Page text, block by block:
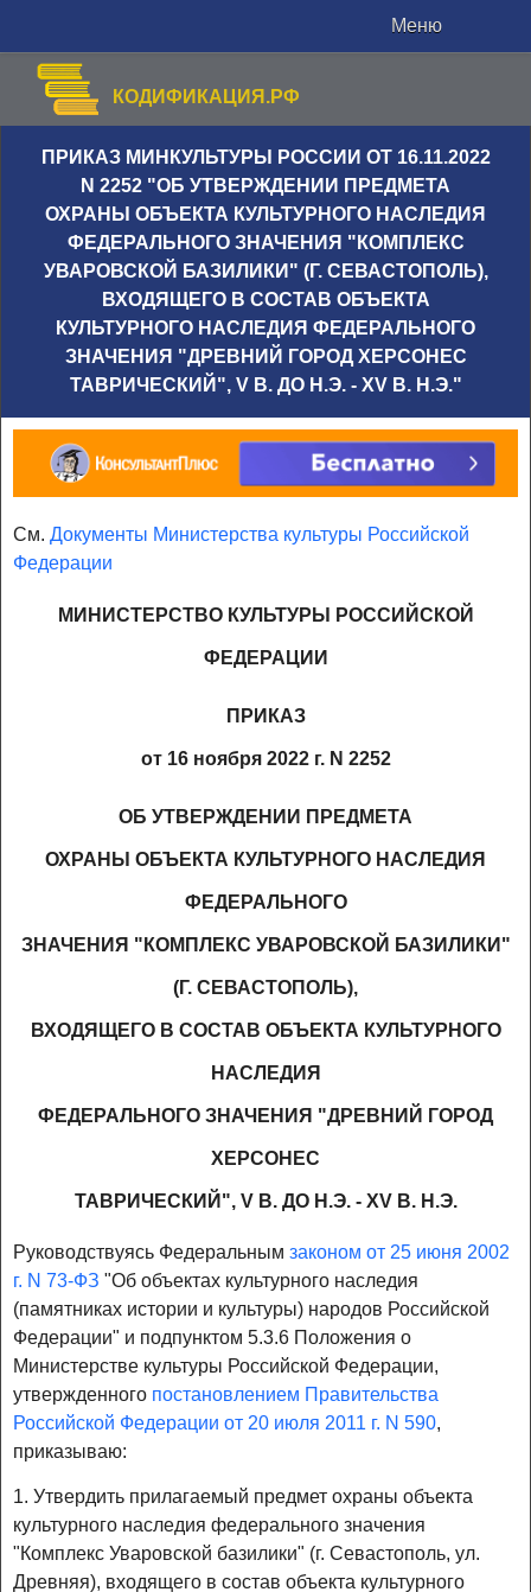
Меню
КОДИФИКАЦИЯ.РФ
ПРИКАЗ МИНКУЛЬТУРЫ РОССИИ ОТ 16.11.2022
N 2252 "ОБ УТВЕРЖДЕНИИ ПРЕДМЕТА
ОХРАНЫ ОБЪЕКТА КУЛЬТУРНОГО НАСЛЕДИЯ
ФЕДЕРАЛЬНОГО ЗНАЧЕНИЯ "КОМПЛЕКС
УВАРОВСКОЙ БАЗИЛИКИ" (Г. СЕВАСТОПОЛЬ),
ВХОДЯЩЕГО В СОСТАВ ОБЪЕКТА
КУЛЬТУРНОГО НАСЛЕДИЯ ФЕДЕРАЛЬНОГО
ЗНАЧЕНИЯ "ДРЕВНИЙ ГОРОД ХЕРСОНЕС
ТАВРИЧЕСКИЙ", V В. ДО Н.Э. - XV В. Н.Э."
См. Документы Министерства культуры Российской
Федерации
МИНИСТЕРСТВО КУЛЬТУРЫ РОССИЙСКОЙ
ФЕДЕРАЦИИ
ПРИКАЗ
от 16 ноября 2022 г. N 2252
ОБ УТВЕРЖДЕНИИ ПРЕДМЕТА
ОХРАНЫ ОБЪЕКТА КУЛЬТУРНОГО НАСЛЕДИЯ
ФЕДЕРАЛЬНОГО
ЗНАЧЕНИЯ "КОМПЛЕКС УВАРОВСКОЙ БАЗИЛИКИ"
(Г. СЕВАСТОПОЛЬ),
ВХОДЯЩЕГО В СОСТАВ ОБЪЕКТА КУЛЬТУРНОГО
НАСЛЕДИЯ
ФЕДЕРАЛЬНОГО ЗНАЧЕНИЯ "ДРЕВНИЙ ГОРОД
ХЕРСОНЕС
ТАВРИЧЕСКИЙ", V В. ДО Н.Э. - XV В. Н.Э.
Руководствуясь Федеральным законом от 25 июня 2002
г. N 73-ФЗ "Об объектах культурного наследия
(памятниках истории и культуры) народов Российской
Федерации" и подпунктом 5.3.6 Положения о
Министерстве культуры Российской Федерации,
утвержденного постановлением Правительства
Российской Федерации от 20 июля 2011 г. N 590,
приказываю:
1. Утвердить прилагаемый предмет охраны объекта
культурного наследия федерального значения
"Комплекс Уваровской базилики" (г. Севастополь, ул.
Древняя), входящего в состав объекта культурного